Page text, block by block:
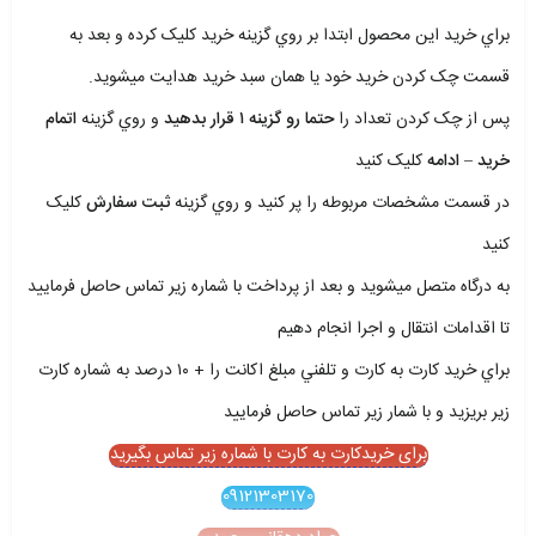
براي خريد اين محصول ابتدا بر روي گزينه خريد کليک کرده و بعد به
قسمت چک کردن خريد خود يا همان سبد خريد هدايت ميشويد.
پس از چک کردن تعداد راحتما رو گزينه ۱ قرار بدهيد و روي گزينهاتمام
خريد – ادامهکليک کنيد
در قسمت مشخصات مربوطه را پر کنيد و روي گزينهثبت سفارشکليک
کنيد
به درگاه متصل ميشويد و بعد از پرداخت با شماره زير تماس حاصل فرماييد
تا اقدامات انتقال و اجرا انجام دهيم
براي خريد کارت به کارت و تلفني مبلغ اکانت را + ۱۰ درصد به شماره کارت
زير بريزيد و با شمار زير تماس حاصل فرماييد
برای خریدکارت به کارت با شماره زیر تماس بگیرید
09121303170